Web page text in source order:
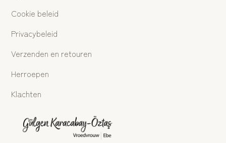
Cookie beleid
Privacybeleid
Verzenden en retouren
Herroepen
Klachten